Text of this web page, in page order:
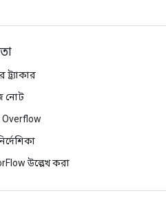
ট্র্যাকার
নোট
Overflow
উল্লেখ করা